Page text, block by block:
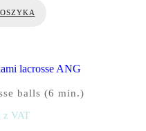
balls (6 min.)
z VAT